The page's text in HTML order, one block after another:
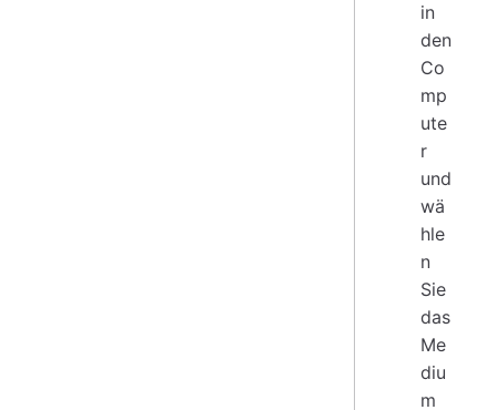
in
den
Co
mp
ute
r
und
wä
hle
n
Sie
das
Me
diu
m